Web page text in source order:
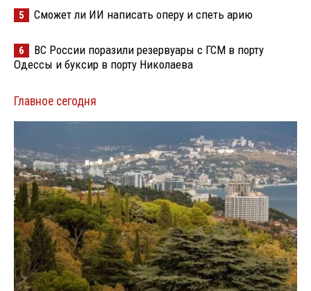
5 Сможет ли ИИ написать оперу и спеть арию
6
ВС России поразили резервуары с ГСМ в порту
Одессы и буксир в порту Николаева
Главное сегодня